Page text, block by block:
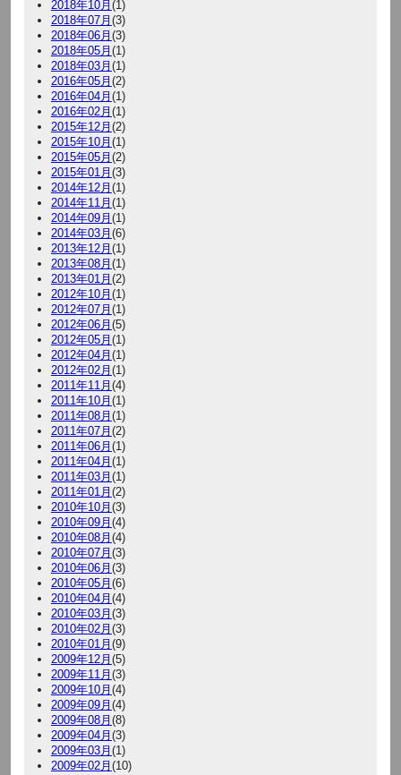
2018年10月(1)
2018年07月(3)
2018年06月(3)
2018年05月(1)
2018年03月(1)
2016年05月(2)
2016年04月(1)
2016年02月(1)
2015年12月(2)
2015年10月(1)
2015年05月(2)
2015年01月(3)
2014年12月(1)
2014年11月(1)
2014年09月(1)
2014年03月(6)
2013年12月(1)
2013年08月(1)
2013年01月(2)
2012年10月(1)
2012年07月(1)
2012年06月(5)
2012年05月(1)
2012年04月(1)
2012年02月(1)
2011年11月(4)
2011年10月(1)
2011年08月(1)
2011年07月(2)
2011年06月(1)
2011年04月(1)
2011年03月(1)
2011年01月(2)
2010年10月(3)
2010年09月(4)
2010年08月(4)
2010年07月(3)
2010年06月(3)
2010年05月(6)
2010年04月(4)
2010年03月(3)
2010年02月(3)
2010年01月(9)
2009年12月(5)
2009年11月(3)
2009年10月(4)
2009年09月(4)
2009年08月(8)
2009年04月(3)
2009年03月(1)
2009年02月(10)